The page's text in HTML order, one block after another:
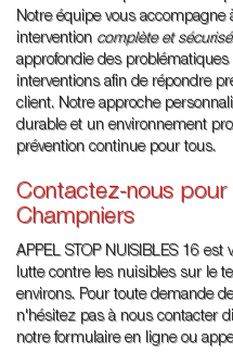
Notre équipe vous accompagne
intervention complète et
approfondie des
interventions afin de répondre
client. Notre approche
durable et un environnement
prévention continue pour tous.
Contactez-nous pour
Champniers
APPEL STOP NUISIBLES 16
lutte contre les nuisibles sur le
environs. Pour toute demande
n'hésitez pas à nous contacter
notre formulaire en ligne ou